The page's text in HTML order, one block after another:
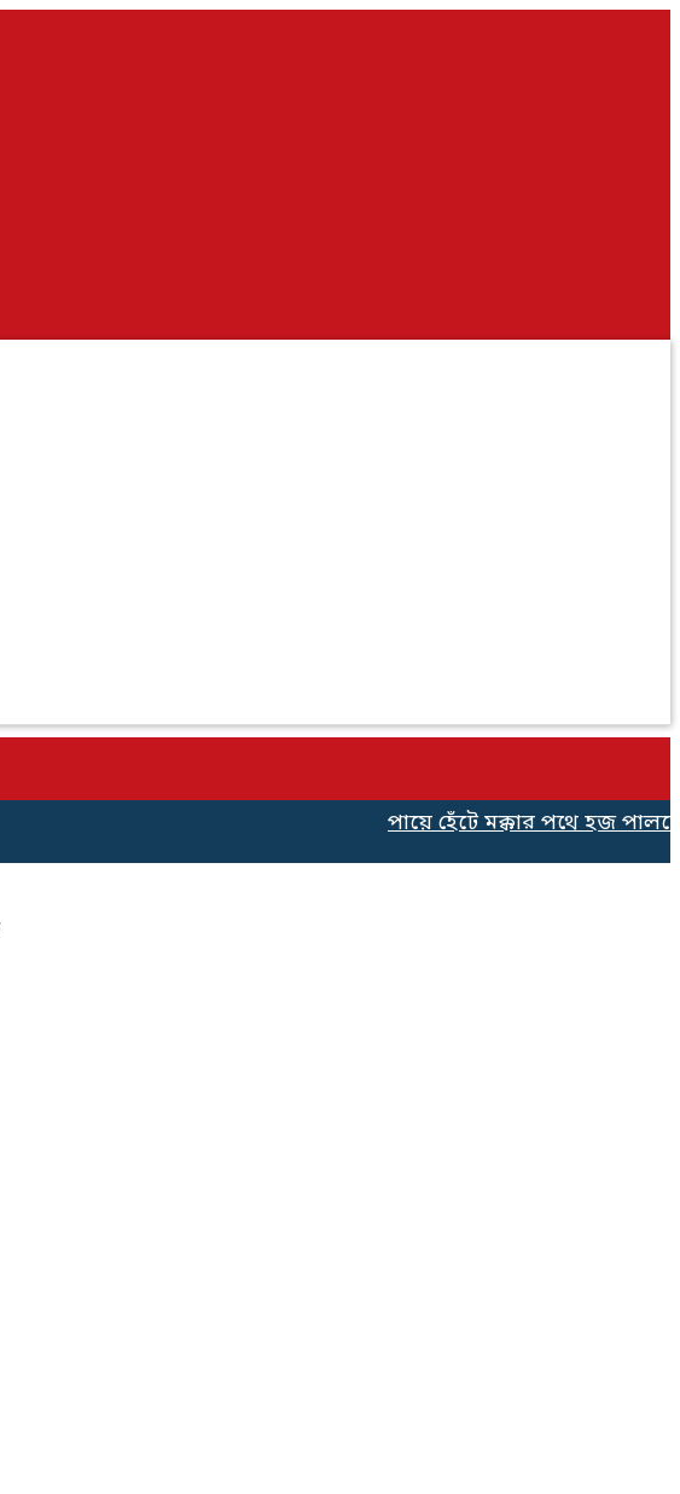
পায়ে হেঁটে মক্কার পথে হজ পালনের